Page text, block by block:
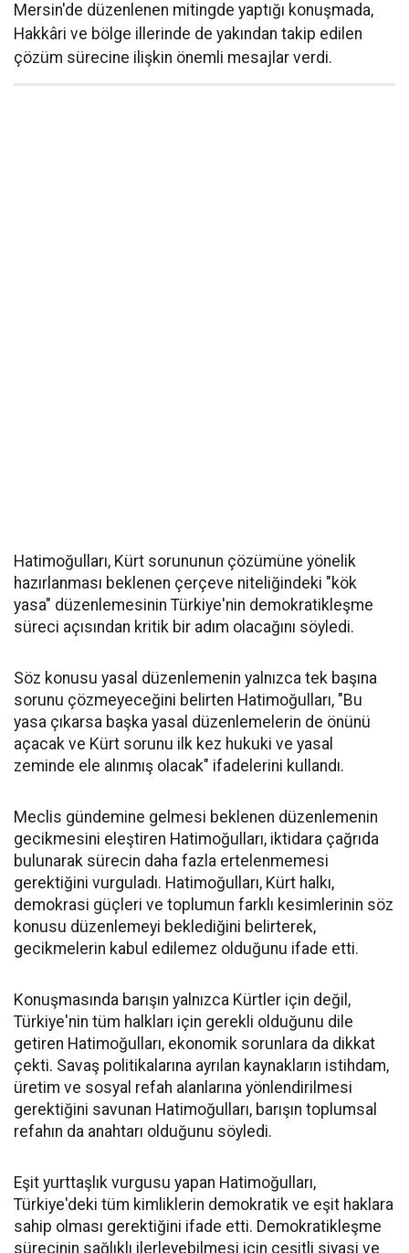
Mersin'de düzenlenen mitingde yaptığı konuşmada,
Hakkâri ve bölge illerinde de yakından takip edilen
çözüm sürecine ilişkin önemli mesajlar verdi.
Hatimoğulları, Kürt sorununun çözümüne yönelik
hazırlanması beklenen çerçeve niteliğindeki "kök
yasa" düzenlemesinin Türkiye'nin demokratikleşme
süreci açısından kritik bir adım olacağını söyledi.
Söz konusu yasal düzenlemenin yalnızca tek başına
sorunu çözmeyeceğini belirten Hatimoğulları, "Bu
yasa çıkarsa başka yasal düzenlemelerin de önünü
açacak ve Kürt sorunu ilk kez hukuki ve yasal
zeminde ele alınmış olacak" ifadelerini kullandı.
Meclis gündemine gelmesi beklenen düzenlemenin
gecikmesini eleştiren Hatimoğulları, iktidara çağrıda
bulunarak sürecin daha fazla ertelenmemesi
gerektiğini vurguladı. Hatimoğulları, Kürt halkı,
demokrasi güçleri ve toplumun farklı kesimlerinin söz
konusu düzenlemeyi beklediğini belirterek,
gecikmelerin kabul edilemez olduğunu ifade etti.
Konuşmasında barışın yalnızca Kürtler için değil,
Türkiye'nin tüm halkları için gerekli olduğunu dile
getiren Hatimoğulları, ekonomik sorunlara da dikkat
çekti. Savaş politikalarına ayrılan kaynakların istihdam,
üretim ve sosyal refah alanlarına yönlendirilmesi
gerektiğini savunan Hatimoğulları, barışın toplumsal
refahın da anahtarı olduğunu söyledi.
Eşit yurttaşlık vurgusu yapan Hatimoğulları,
Türkiye'deki tüm kimliklerin demokratik ve eşit haklara
sahip olması gerektiğini ifade etti. Demokratikleşme
sürecinin sağlıklı ilerleyebilmesi için çeşitli siyasi ve